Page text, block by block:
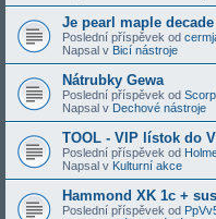
Je pearl maple
Poslední příspěvek od
Napsal v Bicí nástroje
Nátrubky Gewa
Poslední příspěvek od
Napsal v Dechové nástroje
TOOL - VIP lístok do
Poslední příspěvek od
Napsal v Kulturní akce
Hammond XK 1c +
Poslední příspěvek od